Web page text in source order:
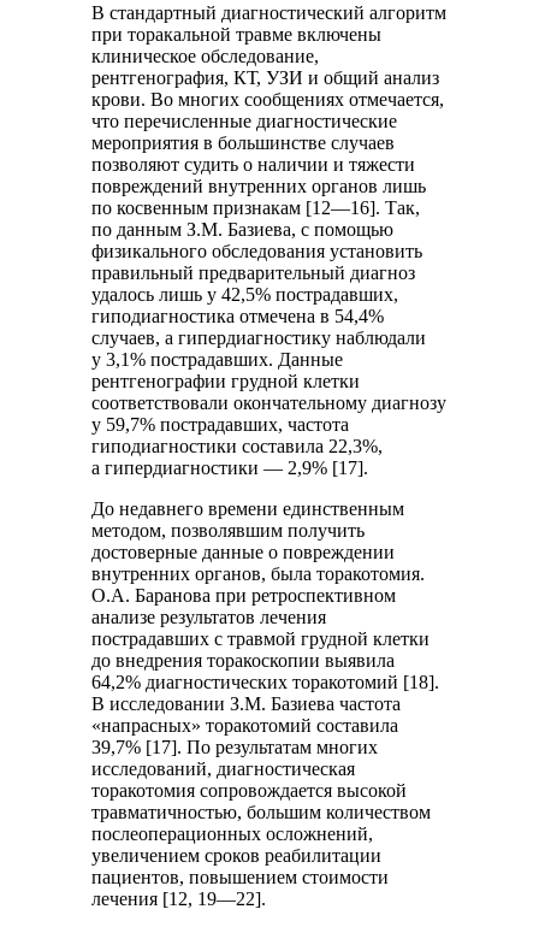
В стандартный диагностический алгоритм
при торакальной травме включены
клиническое обследование,
рентгенография, КТ, УЗИ и общий анализ
крови. Во многих сообщениях отмечается,
что перечисленные диагностические
мероприятия в большинстве случаев
позволяют судить о наличии и тяжести
повреждений внутренних органов лишь
по косвенным признакам [12—16]. Так,
по данным З.М. Базиева, с помощью
физикального обследования установить
правильный предварительный диагноз
удалось лишь у 42,5% пострадавших,
гиподиагностика отмечена в 54,4%
случаев, а гипердиагностику наблюдали
у 3,1% пострадавших. Данные
рентгенографии грудной клетки
соответствовали окончательному диагнозу
у 59,7% пострадавших, частота
гиподиагностики составила 22,3%,
а гипердиагностики — 2,9% [17].
До недавнего времени единственным
методом, позволявшим получить
достоверные данные о повреждении
внутренних органов, была торакотомия.
О.А. Баранова при ретроспективном
анализе результатов лечения
пострадавших с травмой грудной клетки
до внедрения торакоскопии выявила
64,2% диагностических торакотомий [18].
В исследовании З.М. Базиева частота
«напрасных» торакотомий составила
39,7% [17]. По результатам многих
исследований, диагностическая
торакотомия сопровождается высокой
травматичностью, большим количеством
послеоперационных осложнений,
увеличением сроков реабилитации
пациентов, повышением стоимости
лечения [12, 19—22].